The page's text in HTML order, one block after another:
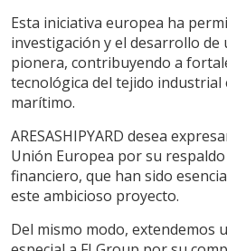
Esta iniciativa europea ha
investigación y el desarrollo de
pionera, contribuyendo a
tecnológica del tejido industrial
marítimo.
ARESASHIPYARD desea
Unión Europea por su
financiero, que han sido
este ambicioso proyecto.
Del mismo modo, extendemos
Técnicas y funcionales
Este sitio web utiliza Cookies
información con la finalidad de
Si continua navegando, supone
instalación de las mismas. El
impedir que sean instaladas en
deberá tener en cuenta que
dificultades de navegación de la
Analíticas y personalización
Permiten realizar el seguimiento